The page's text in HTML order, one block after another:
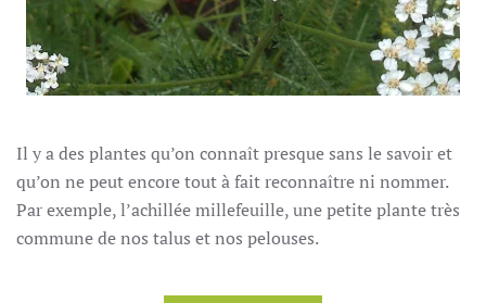
Il y a des plantes qu’on connaît presque sans le savoir et
qu’on ne peut encore tout à fait reconnaître ni nommer.
Par exemple, l’achillée millefeuille, une petite plante très
commune de nos talus et nos pelouses.